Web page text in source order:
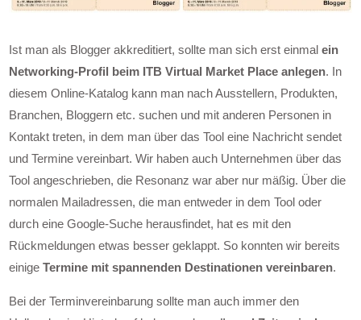
Ist man als Blogger akkreditiert, sollte man sich erst einmalein
Networking-Profil beim ITB Virtual Market Place anlegen. In
diesem Online-Katalog kann man nach Ausstellern, Produkten,
Branchen, Bloggern etc. suchen und mit anderen Personen in
Kontakt treten, in dem man über das Tool eine Nachricht sendet
und Termine vereinbart. Wir haben auch Unternehmen über das
Tool angeschrieben, die Resonanz war aber nur mäßig. Über die
normalen Mailadressen, die man entweder in dem Tool oder
durch eine Google-Suche herausfindet, hat es mit den
Rückmeldungen etwas besser geklappt. So konnten wir bereits
einigeTermine mit spannenden Destinationen vereinbaren.
Bei der Terminvereinbarung sollte man auch immer den